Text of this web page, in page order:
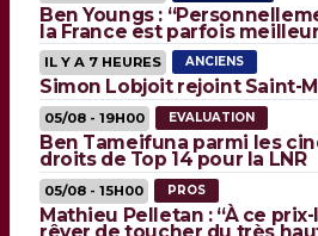
Ben Youngs :
la France est parfois
IL Y A 7 HEURES ANCIENS
Simon Lobjoit rejoint Saint-
05/08 - 19H00 EVALUATION
Ben Tameifuna parmi les
droits de Top 14 pour la LNR
05/08 - 15H00 PROS
Mathieu Pelletan : “À ce